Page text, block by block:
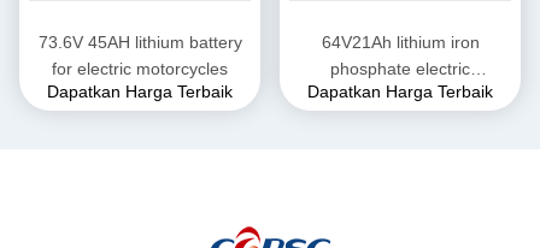
73.6V 45AH lithium battery
for electric motorcycles
Dapatkan Harga Terbaik
64V21Ah lithium iron
phosphate electric
motorcycle battery
Dapatkan Harga Terbaik